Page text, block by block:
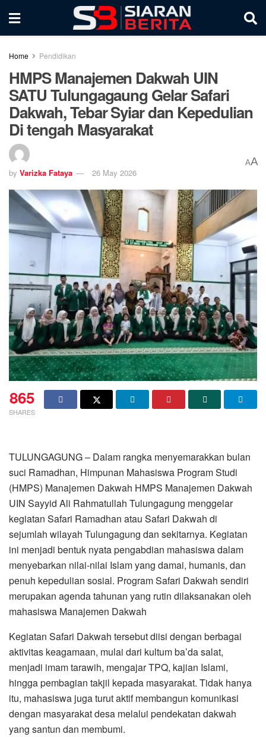
Home Pendidikan
HMPS Manajemen Dakwah UIN
SATU Tulungagaung Gelar Safari
Dakwah, Tebar Syiar dan Kepedulian
Di tengah Masyarakat
by Varizka Fataya 26 May 2026
AA
865
SHARES
TULUNGAGUNG – Dalam rangka menyemarakkan bulan
suci Ramadhan, Himpunan Mahasiswa Program Studi
(HMPS) Manajemen Dakwah HMPS Manajemen Dakwah
UIN Sayyid Ali Rahmatullah Tulungagung menggelar
kegiatan Safari Ramadhan atau Safari Dakwah di
sejumlah wilayah Tulungagung dan sekitarnya. Kegiatan
ini menjadi bentuk nyata pengabdian mahasiswa dalam
menyebarkan nilai-nilai Islam yang damai, humanis, dan
penuh kepedulian sosial. Program Safari Dakwah sendiri
merupakan agenda tahunan yang rutin dilaksanakan oleh
mahasiswa Manajemen Dakwah
Kegiatan Safari Dakwah tersebut diisi dengan berbagai
aktivitas keagamaan, mulai dari kultum ba’da salat,
menjadi imam tarawih, mengajar TPQ, kajian Islami,
hingga pembagian takjil kepada masyarakat. Tidak hanya
itu, mahasiswa juga turut aktif membangun komunikasi
dengan masyarakat desa melalui pendekatan dakwah
yang santun dan membumi.